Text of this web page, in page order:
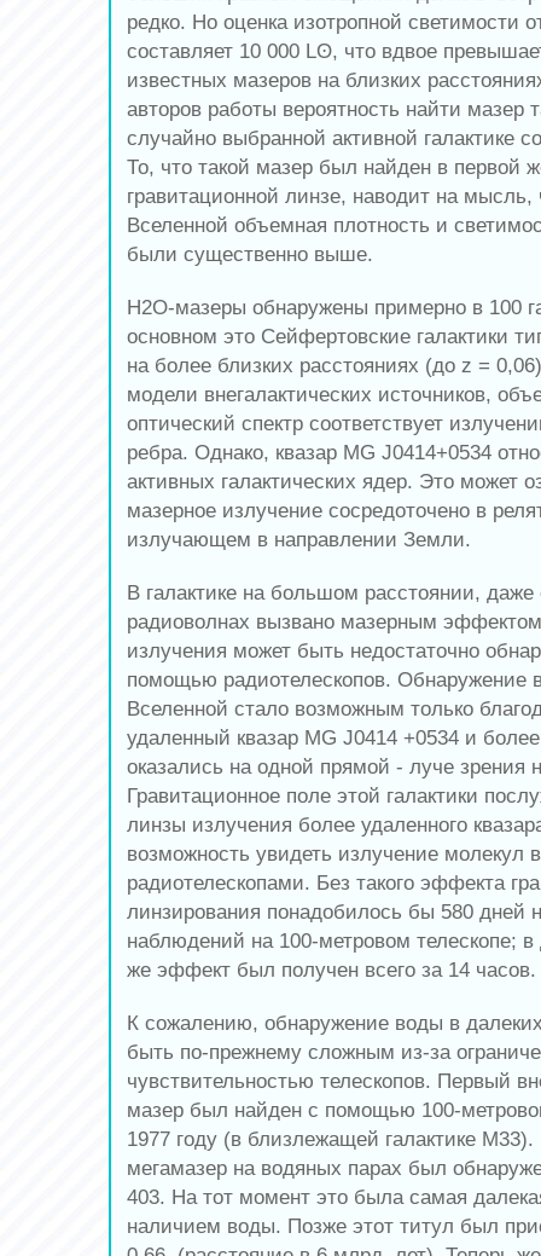
редко. Но оценка изотропной светимости
составляет 10 000 Lʘ, что вдвое
известных мазеров на близких
авторов работы вероятность найти мазер
случайно выбранной активной галактике
То, что такой мазер был найден в первой
гравитационной линзе, наводит на мысль,
Вселенной объемная плотность и
были существенно выше.
H2O-мазеры обнаружены примерно в 100
основном это Сейфертовские галактики
на более близких расстояниях (до z =
модели внегалактических источников,
оптический спектр соответствует
ребра. Однако, квазар MG J0414+0534
активных галактических ядер. Это может
мазерное излучение сосредоточено в
излучающем в направлении Земли.
В галактике на большом расстоянии,
радиоволнах вызвано мазерным
излучения может быть недостаточно
помощью радиотелескопов. Обнаружение
Вселенной стало возможным только
удаленный квазар MG J0414 +0534 и более
оказались на одной прямой - луче зрения
Гравитационное поле этой галактики
линзы излучения более удаленного
возможность увидеть излучение молекул
радиотелескопами. Без такого эффекта
линзирования понадобилось бы 580 дней
наблюдений на 100-метровом телескопе;
же эффект был получен всего за 14 часов.
К сожалению, обнаружение воды в
быть по-прежнему сложным из-за
чувствительностью телескопов. Первый
мазер был найден с помощью 100-
1977 году (в близлежащей галактике M33).
мегамазер на водяных парах был
403. На тот момент это была самая
наличием воды. Позже этот титул был